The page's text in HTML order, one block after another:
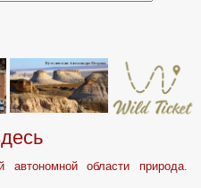
автономной области природа.